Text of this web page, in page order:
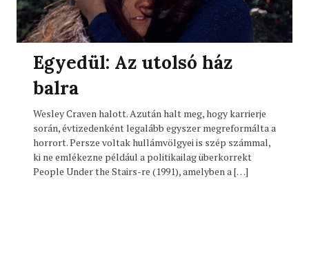
Egyedül: Az utolsó ház
balra
Wesley Craven halott. Azután halt meg, hogy karrierje
során, évtizedenként legalább egyszer megreformálta a
horrort. Persze voltak hullámvölgyei is szép számmal,
ki ne emlékezne például a politikailag überkorrekt
People Under the Stairs-re (1991), amelyben a […]